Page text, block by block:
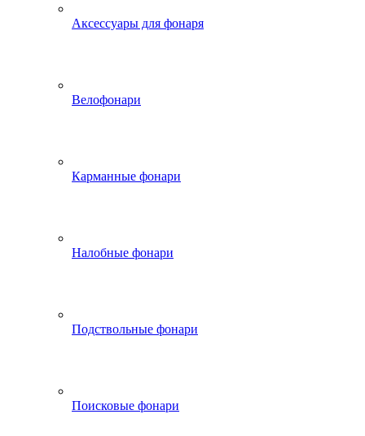
Аксессуары для фонаря
Велофонари
Карманные фонари
Налобные фонари
Подствольные фонари
Поисковые фонари